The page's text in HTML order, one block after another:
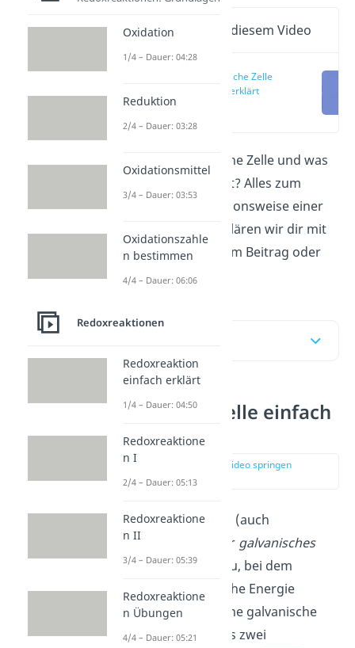
Wichtige Inhalte in diesem Video
Galvanische Zelle
einfach erklärt
Was ist eine galvanische Zelle und was
ist das Daniell-Element? Alles zum
Aufbau und der Funktionsweise einer
galvanischen Zelle erklären wir dir mit
vielen Beispielen hier im Beitrag oder
direkt imVideo!
Galvanische Zelle einfach
erklärt
zur Stelle im Video springen
(00:14)
Einegalvanische Zelle
(auch
galvanische Kette
oder galvanisches
Element) ist ein Aufbau, bei dem
chemische in elektrische Energie
umgewandelt wird. Eine galvanische
Zelle besteht dabei aus zwei
Oxidation
1/4 – Dauer: 04:28
Reduktion
2/4 – Dauer: 03:28
Oxidationsmittel
3/4 – Dauer: 03:53
Oxidationszahle
n bestimmen
4/4 – Dauer: 06:06
Redoxreaktionen
Redoxreaktion
einfach erklärt
1/4 – Dauer: 04:50
Redoxreaktione
n I
2/4 – Dauer: 05:13
Redoxreaktione
n II
3/4 – Dauer: 05:39
Redoxreaktione
n Übungen
4/4 – Dauer: 05:21